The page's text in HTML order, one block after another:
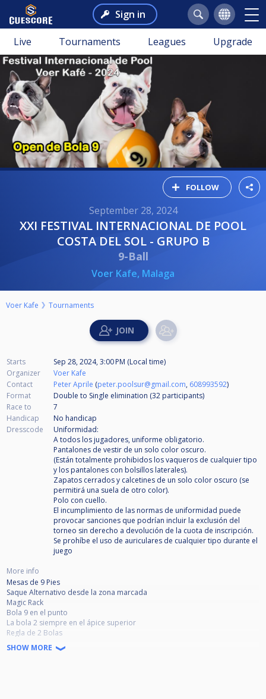
Sign in
Live Tournaments Leagues Upgrade
FOLLOW
September 28, 2024
XXI FESTIVAL INTERNACIONAL DE POOL
COSTA DEL SOL - GRUPO B
9-Ball
Voer Kafe, Malaga
Voer Kafe Tournaments
Starts
Sep 28, 2024, 3:00 PM (Local time)
Organizer
Voer Kafe
Contact
Peter Aprile (peter.poolsur@gmail.com, 608993592)
Format
Double to Single elimination (32 participants)
Race to
7
Handicap
No handicap
Dresscode
Uniformidad:
A todos los jugadores, uniforme obligatorio.
Pantalones de vestir de un solo color oscuro.
(Están totalmente prohibidos los vaqueros de cualquier tipo
y los pantalones con bolsillos laterales).
Zapatos cerrados y calcetines de un solo color oscuro (se
permitirá una suela de otro color).
Polo con cuello.
El incumplimiento de las normas de uniformidad puede
provocar sanciones que podrían incluir la exclusión del
torneo sin derecho a devolución de la cuota de inscripción.
Se prohíbe el uso de auriculares de cualquier tipo durante el
juego
More info
Mesas de 9 Pies
Saque Alternativo desde la zona marcada
Magic Rack
Bola 9 en el punto
La bola 2 siempre en el ápice superior
Regla de 2 Bolas
ENFRENTAMIENTOS POR TIEMPO: Se jugará con reloj; 40 minutos por
jugador para 7 partidas ganadas y 35 minutos para 6 ganadas en zona de
SHOW MORE